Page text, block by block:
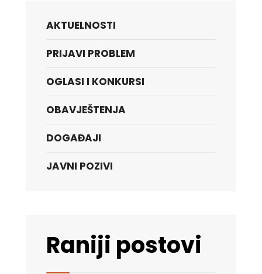
AKTUELNOSTI
PRIJAVI PROBLEM
OGLASI I KONKURSI
OBAVJEŠTENJA
DOGAĐAJI
JAVNI POZIVI
Raniji postovi